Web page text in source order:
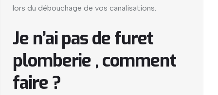
lors du débouchage de vos canalisations.
Je n’ai pas de furet
plomberie , comment
faire ?